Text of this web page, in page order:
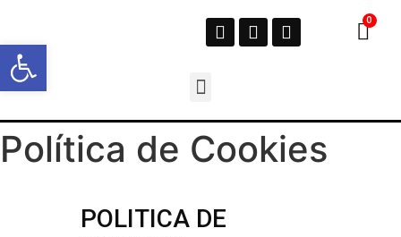
Política de Cookies
POLITICA DE
Abrir barra de herramientas